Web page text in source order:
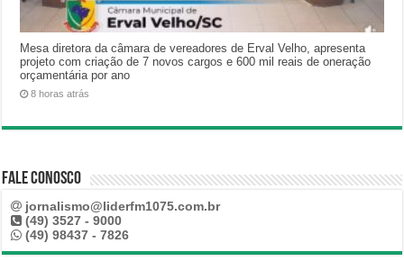
Mesa diretora da câmara de vereadores de Erval Velho, apresenta
projeto com criação de 7 novos cargos e 600 mil reais de oneração
orçamentária por ano
8 horas atrás
Fale Conosco
jornalismo@liderfm1075.com.br
(49) 3527 - 9000
(49) 98437 - 7826